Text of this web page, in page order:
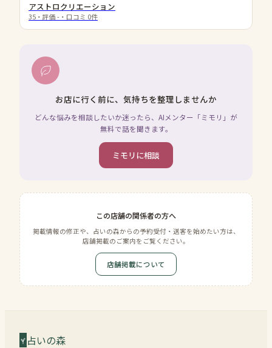
アストロクリエーション
35 ・評価 - ・口コミ 0件
お店に行く前に、気持ちを整理しませんか
どんな悩みを相談したいか迷ったら、AIメンター「ミモリ」が
無料で話を聞きます。
ミモリに相談
この店舗の関係者の方へ
掲載情報の修正や、占いの森からの予約受付・送客を始めたい方は、
店舗掲載のご案内をご覧ください。
店舗掲載について
占いの森